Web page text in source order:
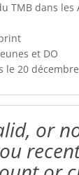
TMB dans les
et DO
le 20
or